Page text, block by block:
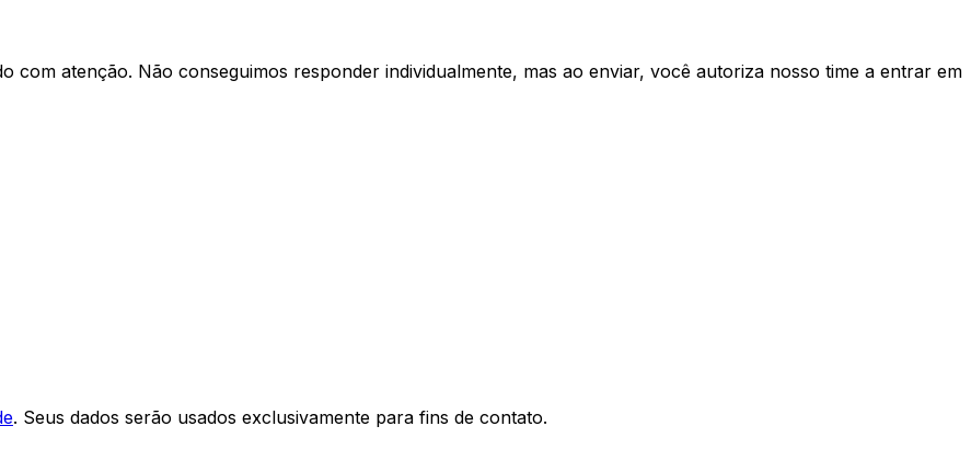
com atenção. Não conseguimos responder individualmente, mas ao enviar, você autoriza nosso time a entrar em
. Seus dados serão usados exclusivamente para fins de contato.